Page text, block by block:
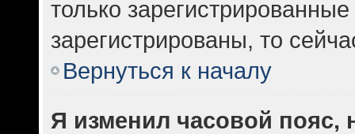
только
зарегистрированы, то
Вернуться к началу
Я изменил часовой пояс,